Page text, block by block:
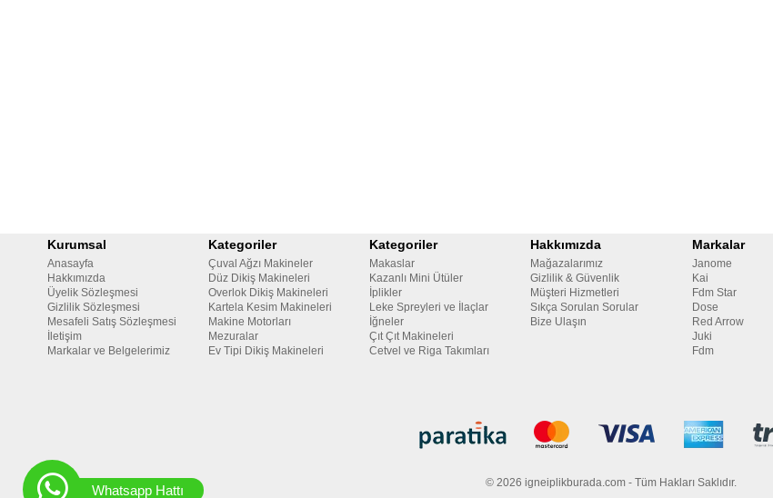
Kurumsal
Anasayfa
Hakkımızda
Üyelik Sözleşmesi
Gizlilik Sözleşmesi
Mesafeli Satış Sözleşmesi
İletişim
Markalar ve Belgelerimiz
Kategoriler
Çuval Ağzı Makineler
Düz Dikiş Makineleri
Overlok Dikiş Makineleri
Kartela Kesim Makineleri
Makine Motorları
Mezuralar
Ev Tipi Dikiş Makineleri
Kategoriler
Makaslar
Kazanlı Mini Ütüler
İplikler
Leke Spreyleri ve İlaçlar
İğneler
Çıt Çıt Makineleri
Cetvel ve Riga Takımları
Hakkımızda
Mağazalarımız
Gizlilik & Güvenlik
Müşteri Hizmetleri
Sıkça Sorulan Sorular
Bize Ulaşın
Markalar
Janome
Kai
Fdm Star
Dose
Red Arrow
Juki
Fdm
© 2026 igneiplikburada.com - Tüm Hakları Saklıdır.
Whatsapp Hattı